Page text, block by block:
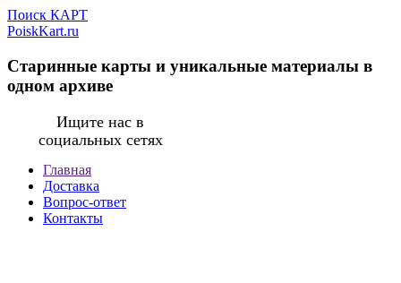
Поиск КАРТ
PoiskKart.ru
Старинные карты и уникальные материалы в
одном архиве
Ищите нас в
социальных сетях
Главная
Доставка
Вопрос-ответ
Контакты